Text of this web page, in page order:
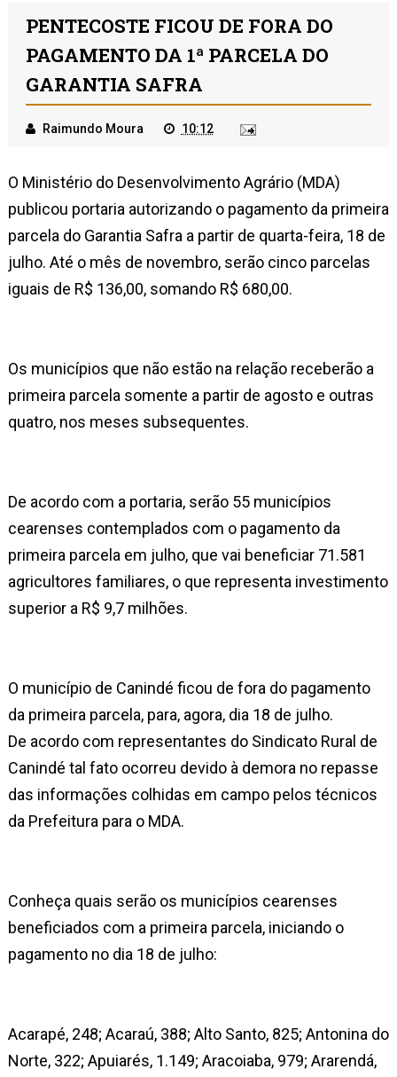
PENTECOSTE FICOU DE FORA DO
PAGAMENTO DA 1ª PARCELA DO
GARANTIA SAFRA
Raimundo Moura 10:12
O Ministério do Desenvolvimento Agrário (MDA)
publicou portaria autorizando o pagamento da primeira
parcela do Garantia Safra a partir de quarta-feira, 18 de
julho. Até o mês de novembro, serão cinco parcelas
iguais de R$ 136,00, somando R$ 680,00.
Os municípios que não estão na relação receberão a
primeira parcela somente a partir de agosto e outras
quatro, nos meses subsequentes.
De acordo com a portaria, serão 55 municípios
cearenses contemplados com o pagamento da
primeira parcela em julho, que vai beneficiar 71.581
agricultores familiares, o que representa investimento
superior a R$ 9,7 milhões.
O município de Canindé ficou de fora do pagamento
da primeira parcela, para, agora, dia 18 de julho.
De acordo com representantes do Sindicato Rural de
Canindé tal fato ocorreu devido à demora no repasse
das informações colhidas em campo pelos técnicos
da Prefeitura para o MDA.
Conheça quais serão os municípios cearenses
beneficiados com a primeira parcela, iniciando o
pagamento no dia 18 de julho:
Acarapé, 248; Acaraú, 388; Alto Santo, 825; Antonina do
Norte, 322; Apuiarés, 1.149; Aracoiaba, 979; Ararendá,